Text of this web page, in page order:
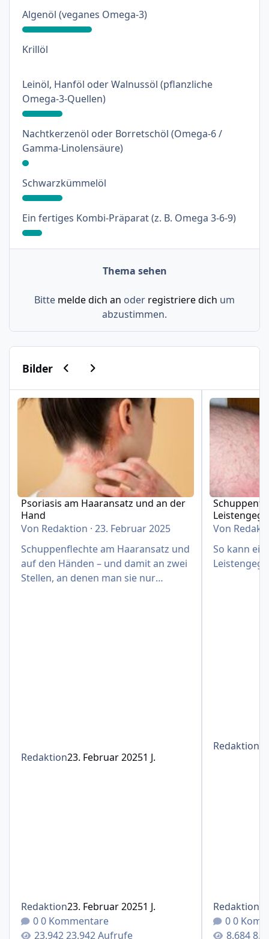
Algenöl (veganes Omega-3): 31%
Krillöl: 0%
Leinöl, Hanföl oder Walnussöl (pflanzliche
Omega-3-Quellen): 18%
Nachtkerzenöl oder Borretschöl (Omega-6 /
Gamma-Linolensäure): 3%
Schwarzkümmelöl: 18%
Ein fertiges Kombi-Präparat (z. B. Omega 3-6-9): 9%
Thema sehen
Bitte melde dich an oder registriere dich um
abzustimmen.
BilderVorherige Karussell-Folie
Nächste Karussell-Folie
Psoriasis am Haaransatz und an der Hand
Psoriasis am Haaransatz und an der
Hand
Von Redaktion ·23. Februar 2025
Schuppenflechte am Haaransatz und
auf den Händen – und damit an zwei
Stellen, an denen man sie nur
Redaktion23. Februar 20251 J.
Redaktion23. Februar 20251 J.
0 Kommentare
23.942 Aufrufe
Von
So kann
Redaktion
Redaktion
0